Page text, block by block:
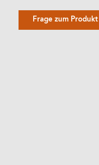
Frage zum Produkt